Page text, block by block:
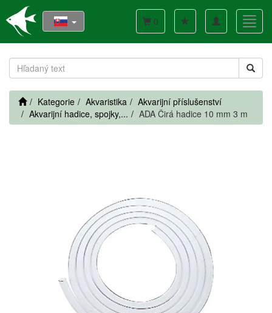
Toggle
navigation
0
Kategorie Akvaristika
Akvarijní příslušenství
Akvarijní hadice, spojky,...
ADA Čirá hadice 10 mm 3 m